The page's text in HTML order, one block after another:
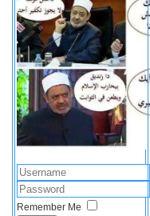
Remember Me